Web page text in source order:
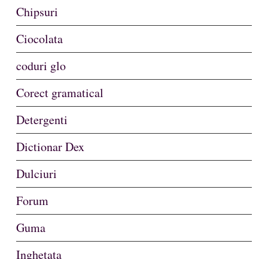
Chipsuri
Ciocolata
coduri glo
Corect gramatical
Detergenti
Dictionar Dex
Dulciuri
Forum
Guma
Inghetata